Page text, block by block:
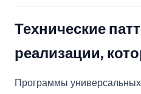
Технические
реализации,
Программы